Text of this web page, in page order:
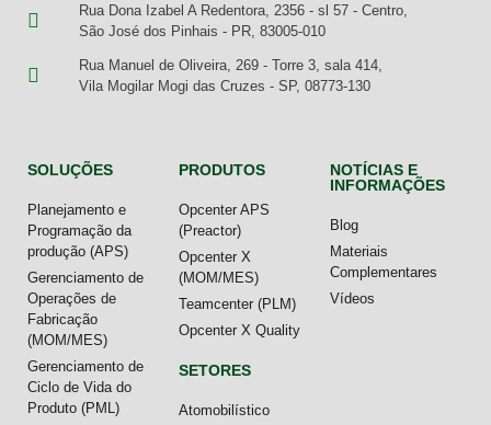
Rua Dona Izabel A Redentora, 2356 - sl 57 - Centro,
São José dos Pinhais - PR, 83005-010
Rua Manuel de Oliveira, 269 - Torre 3, sala 414,
Vila Mogilar Mogi das Cruzes - SP, 08773-130
SOLUÇÕES
Planejamento e
Programação da
produção (APS)
Gerenciamento de
Operações de
Fabricação
(MOM/MES)
Gerenciamento de
Ciclo de Vida do
Produto (PML)
PRODUTOS
Opcenter APS
(Preactor)
Opcenter X
(MOM/MES)
Teamcenter (PLM)
Opcenter X Quality
SETORES
Atomobilístico
NOTÍCIAS E
INFORMAÇÕES
Blog
Materiais
Complementares
Vídeos